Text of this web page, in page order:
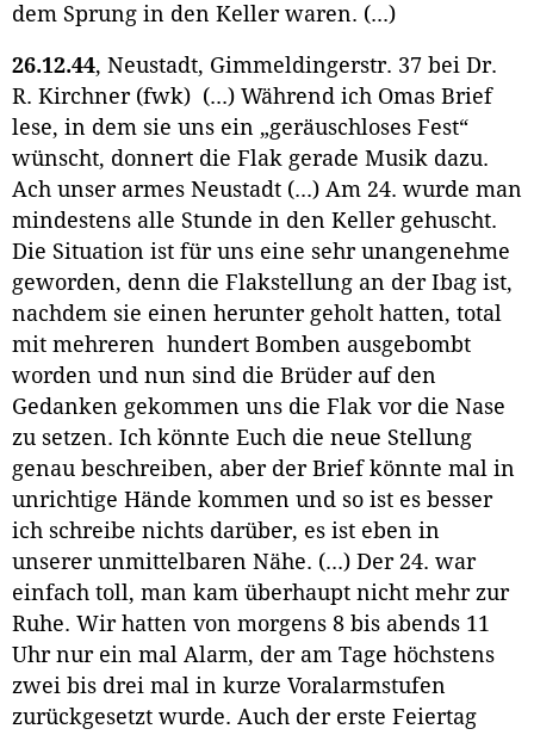
dem Sprung in den Keller waren. (...)
26.12.44, Neustadt, Gimmeldingerstr. 37 bei Dr.
R. Kirchner (fwk) (...) Während ich Omas Brief
lese, in dem sie uns ein „geräuschloses Fest“
wünscht, donnert die Flak gerade Musik dazu.
Ach unser armes Neustadt (...) Am 24. wurde man
mindestens alle Stunde in den Keller gehuscht.
Die Situation ist für uns eine sehr unangenehme
geworden, denn die Flakstellung an der Ibag ist,
nachdem sie einen herunter geholt hatten, total
mit mehreren hundert Bomben ausgebombt
worden und nun sind die Brüder auf den
Gedanken gekommen uns die Flak vor die Nase
zu setzen. Ich könnte Euch die neue Stellung
genau beschreiben, aber der Brief könnte mal in
unrichtige Hände kommen und so ist es besser
ich schreibe nichts darüber, es ist eben in
unserer unmittelbaren Nähe. (...) Der 24. war
einfach toll, man kam überhaupt nicht mehr zur
Ruhe. Wir hatten von morgens 8 bis abends 11
Uhr nur ein mal Alarm, der am Tage höchstens
zwei bis drei mal in kurze Voralarmstufen
zurückgesetzt wurde. Auch der erste Feiertag